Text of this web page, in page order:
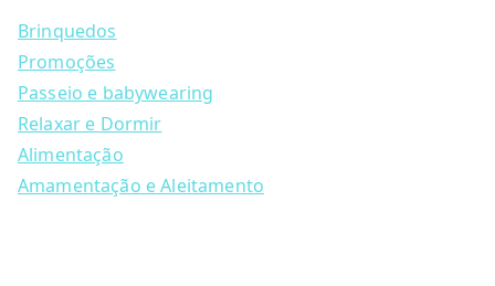
a
r
c
h
Brinquedos
Promoções
Passeio e babywearing
Relaxar e Dormir
Alimentação
Amamentação e Aleitamento